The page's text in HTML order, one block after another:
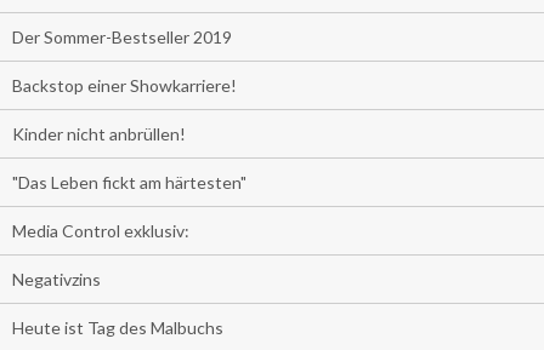
Der Sommer-Bestseller 2019
Backstop einer Showkarriere!
Kinder nicht anbrüllen!
"Das Leben fickt am härtesten"
Media Control exklusiv:
Negativzins
Heute ist Tag des Malbuchs